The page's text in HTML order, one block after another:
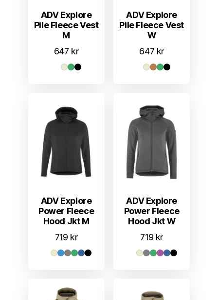
ADV Explore
Pile Fleece Vest
M
647 kr
ADV Explore
Pile Fleece Vest
W
647 kr
ADV Explore
Power Fleece
Hood Jkt M
719 kr
ADV Explore
Power Fleece
Hood Jkt W
719 kr